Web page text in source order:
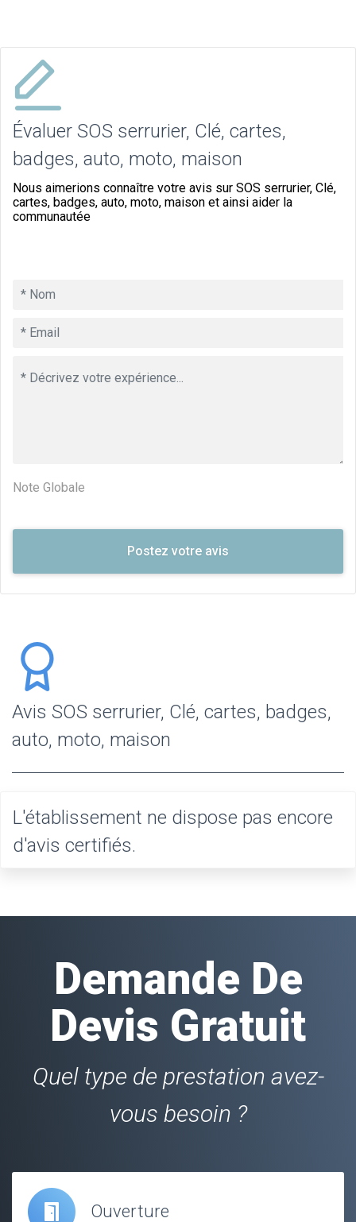
Évaluer SOS serrurier, Clé, cartes,
badges, auto, moto, maison
Nous aimerions connaître votre avis sur SOS serrurier, Clé,
cartes, badges, auto, moto, maison et ainsi aider la
communautée
Note Globale
Avis SOS serrurier, Clé, cartes, badges,
auto, moto, maison
L'établissement ne dispose pas encore
d'avis certifiés.
Demande De
Devis Gratuit
Quel type de prestation avez-
vous besoin ?
Ouverture